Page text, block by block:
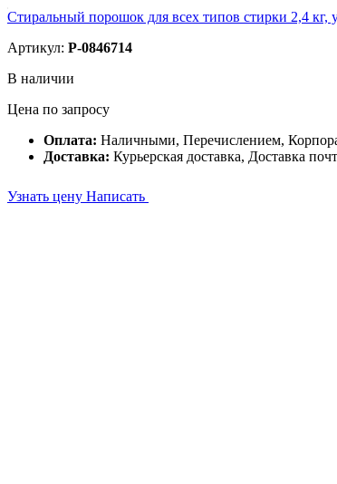
Стиральный порошок для всех типов стирки 2,4 кг,
Артикул: P-0846714
В наличии
Цена по запросу
Оплата: Наличными, Перечислением,
Доставка: Курьерская доставка, Доставка
Узнать цену Написать